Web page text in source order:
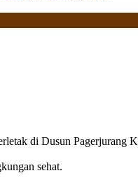
di Dusun Pagerjurang
sehat.